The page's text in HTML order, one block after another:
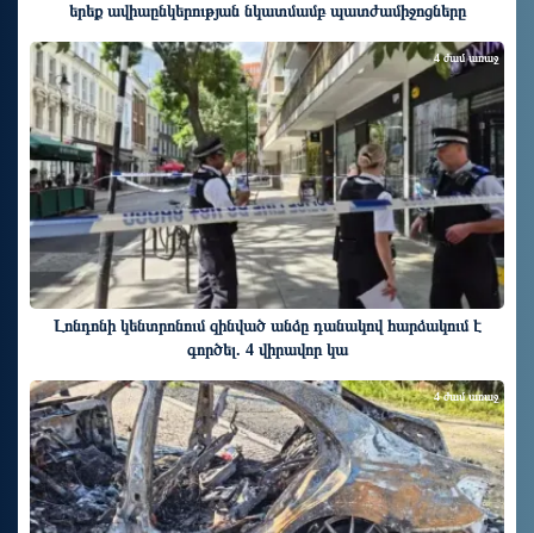
երեք ավիաընկերության նկատմամբ պատժամիջոցները
Լոնդոնի կենտրոնում զինված անձը դանակով հարձակում է
գործել. 4 վիրավոր կա
4 ժամ առաջ
4 ժամ առաջ